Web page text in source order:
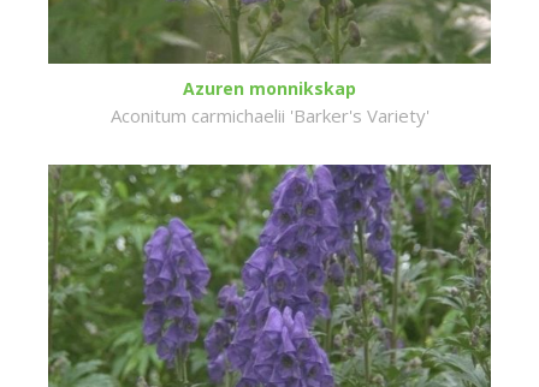
Azuren monnikskap
Aconitum carmichaelii 'Barker's Variety'